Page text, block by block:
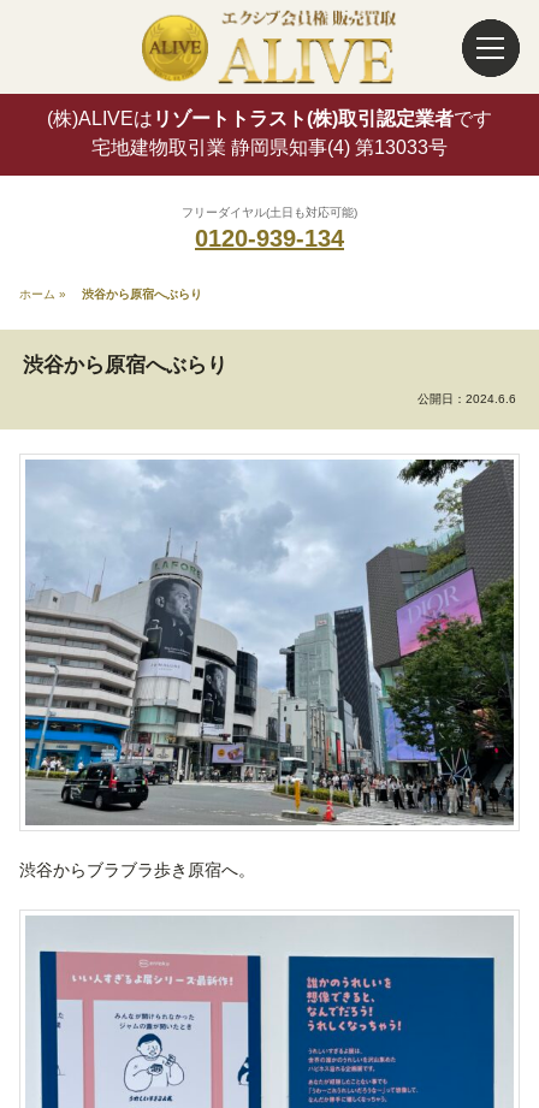
(株)ALIVEは リゾートトラスト(株)取引認定業者です
宅地建物取引業 静岡県知事(4) 第13033号
フリーダイヤル(土日も対応可能)
0120-939-134
ホーム » 渋谷から原宿へぶらり
渋谷から原宿へぶらり
公開日： 2024.6.6
渋谷からブラブラ歩き原宿へ。